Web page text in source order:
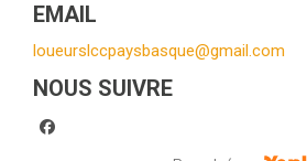
EMAIL
loueurslccpaysbasque@gmail.com
NOUS SUIVRE
facebook